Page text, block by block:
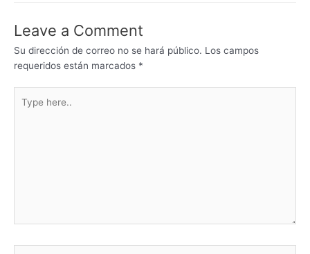
k
er
Leave a Comment
Su dirección de correo no se hará público. Los campos
requeridos están marcados *
here..